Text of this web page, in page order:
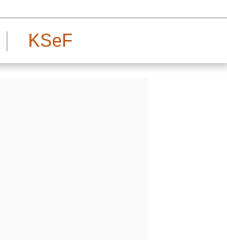
KSeF